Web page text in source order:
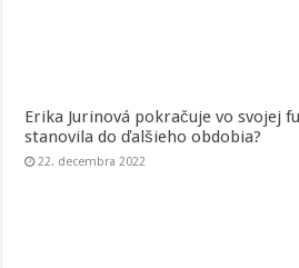
Erika Jurinová pokračuje vo svojej
stanovila do ďalšieho obdobia?
22. decembra 2022